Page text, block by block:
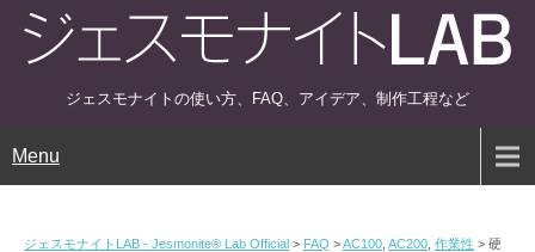
ジェスモナイトの使い方、FAQ、アイデア、制作工程など
Menu
ジェスモナイトLAB - Jesmonite® Lab Official > FAQ >AC100 AC200 作業性 > 硬